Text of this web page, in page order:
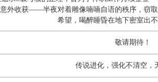
外收获——半夜对着雕像喃喃自语的秩序，窃
希望，喝醉睡昏在地下密室出
敬请期待！
传说进化，强化不清空，